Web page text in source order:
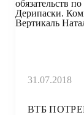
31.07.2018
ВТБ